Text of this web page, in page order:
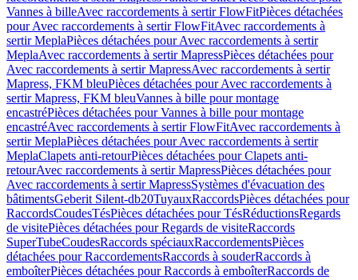
Vannes à billeAvec raccordements à sertir FlowFitPièces détachées
pour Avec raccordements à sertir FlowFitAvec raccordements à
sertir MeplaPièces détachées pour Avec raccordements à sertir
MeplaAvec raccordements à sertir MapressPièces détachées pour
Avec raccordements à sertir MapressAvec raccordements à sertir
Mapress, FKM bleuPièces détachées pour Avec raccordements à
sertir Mapress, FKM bleuVannes à bille pour montage
encastréPièces détachées pour Vannes à bille pour montage
encastréAvec raccordements à sertir FlowFitAvec raccordements à
sertir MeplaPièces détachées pour Avec raccordements à sertir
MeplaClapets anti-retourPièces détachées pour Clapets anti-
retourAvec raccordements à sertir MapressPièces détachées pour
Avec raccordements à sertir MapressSystèmes d'évacuation des
bâtimentsGeberit Silent-db20TuyauxRaccordsPièces détachées pour
RaccordsCoudesTésPièces détachées pour TésRéductionsRegards
de visitePièces détachées pour Regards de visiteRaccords
SuperTubeCoudesRaccords spéciauxRaccordementsPièces
détachées pour RaccordementsRaccords à souderRaccords à
emboîterPièces détachées pour Raccords à emboîterRaccords de